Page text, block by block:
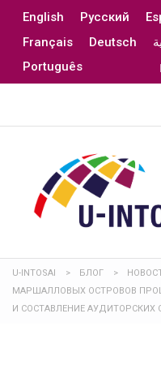
English Русский
Français
Deutsch
Português
U-INTOSAI > БЛОГ >
МАРШАЛЛОВЫХ ОСТРОВОВ
И СОСТАВЛЕНИЕ АУДИТОРСКИХ